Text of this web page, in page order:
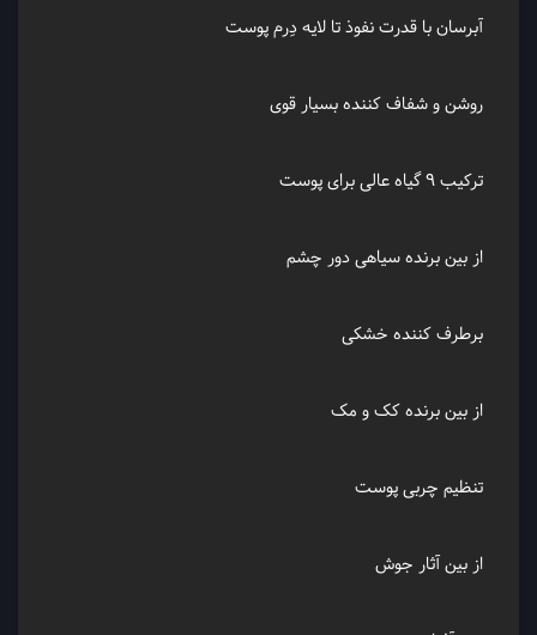
آبرسان با قدرت نفوذ تا لایه دِرم پوست
روشن و شفاف کننده بسیار قوی
ترکیب ٩ گیاه عالی برای پوست
از بین برنده سیاهی دور چشم
برطرف کننده خشکی
از بین برنده کک و مک
تنظیم چربی پوست
از بین آثار جوش